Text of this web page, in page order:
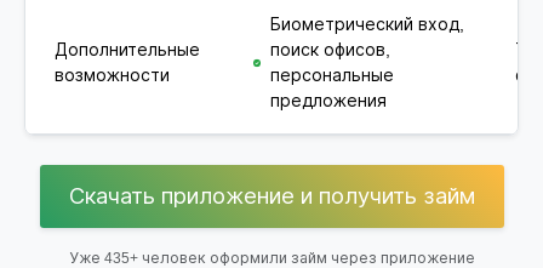
Дополнительные
возможности
Биометрический вход,
поиск офисов,
персональные
предложения
Скачать приложение и получить займ
Уже 435+ человек оформили займ через приложение